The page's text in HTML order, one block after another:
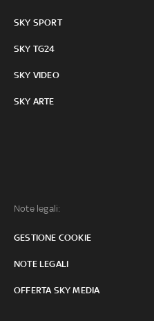
SKY SPORT
SKY TG24
SKY VIDEO
SKY ARTE
Note legali:
GESTIONE COOKIE
NOTE LEGALI
OFFERTA SKY MEDIA